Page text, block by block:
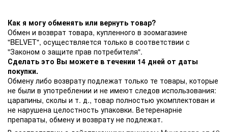
Как я могу обменять или вернуть товар?
Обмен и возврат товара, купленного в зоомагазине
"BELVET", осуществляется только в соответствии с
"Законом о защите прав потребителя".
Сделать это Вы можете в течении 14 дней от даты
покупки.
Обмену либо возврату подлежат только те товары, которые
не были в употреблении и не имеют следов использования:
царапины, сколы и т. д., товар полностью укомплектован и
не нарушена целостность упаковки. Ветеренарніе
препараты, обмену и возврату не подлежат.